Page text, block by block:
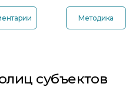
Методика
субъектов